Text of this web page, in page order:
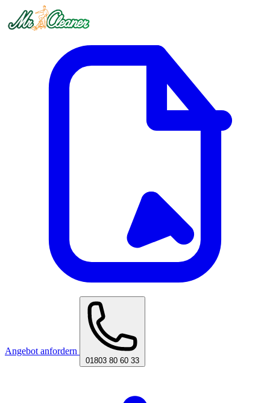
Angebot anfordern
01803 80 60 33